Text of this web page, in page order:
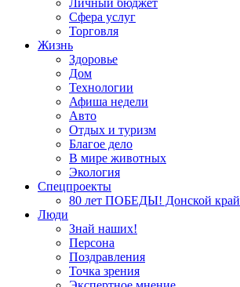
Личный бюджет
Сфера услуг
Торговля
Жизнь
Здоровье
Дом
Технологии
Афиша недели
Авто
Отдых и туризм
Благое дело
В мире животных
Экология
Спецпроекты
80 лет ПОБЕДЫ! Донской край
Люди
Знай наших!
Персона
Поздравления
Точка зрения